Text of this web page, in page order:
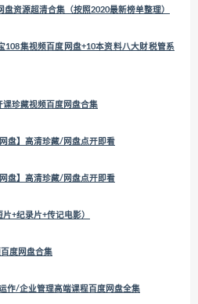
资源超清合集（按照2020最新榜单整理）
108集视频百度网盘+10本资料八大财税管系
珍藏视频百度网盘合集
盘】高清珍藏/网盘点开即看
盘】高清珍藏/网盘点开即看
+纪录片+传记电影）
度网盘合集
作/企业管理高端课程百度网盘全集